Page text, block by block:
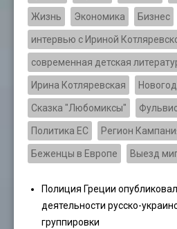
Жизнь Экономика Бизнес
интервью с Ириной
современная детская
Ирина Котляревская
Сказка "Любомиксы"
Политика ЕС Регион
Беженцы в Европе Выезд
Полиция Греции
деятельности русско-
группировки